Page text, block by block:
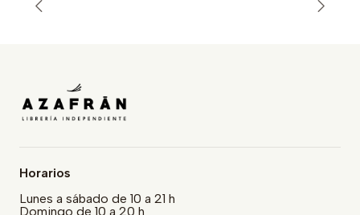
Horarios
Lunes a sábado de 10 a 21 h
Domingo de 10 a 20 h